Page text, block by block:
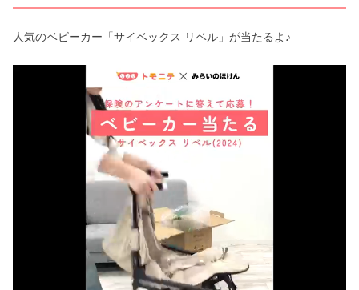
人気のベビーカー「サイベックス リベル」が当たるよ♪